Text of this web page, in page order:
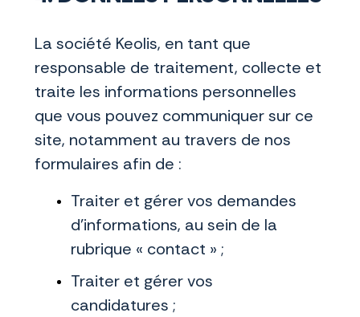
La société Keolis, en tant que
responsable de traitement, collecte et
traite les informations personnelles
que vous pouvez communiquer sur ce
site, notamment au travers de nos
formulaires afin de :
Traiter et gérer vos demandes
d’informations, au sein de la
rubrique « contact » ;
Traiter et gérer vos
candidatures ;